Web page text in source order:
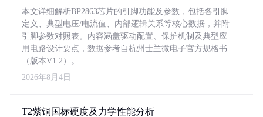
本文详细解析BP2863芯片的引脚功能及参数，包括各引脚
定义、典型电压/电流值、内部逻辑关系等核心数据，并附
引脚参数对照表。内容涵盖驱动配置、保护机制及典型应
用电路设计要点，数据参考自杭州士兰微电子官方规格书
（版本V1.2）。
2026年8月4日
T2紫铜国标硬度及力学性能分析